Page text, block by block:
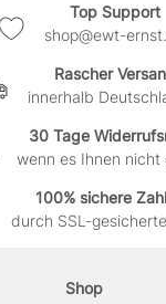
Top Support
shop@ewt-
Rascher
innerhalb
30 Tage
wenn es Ihnen nicht
100% sichere
durch SSL-
Shop